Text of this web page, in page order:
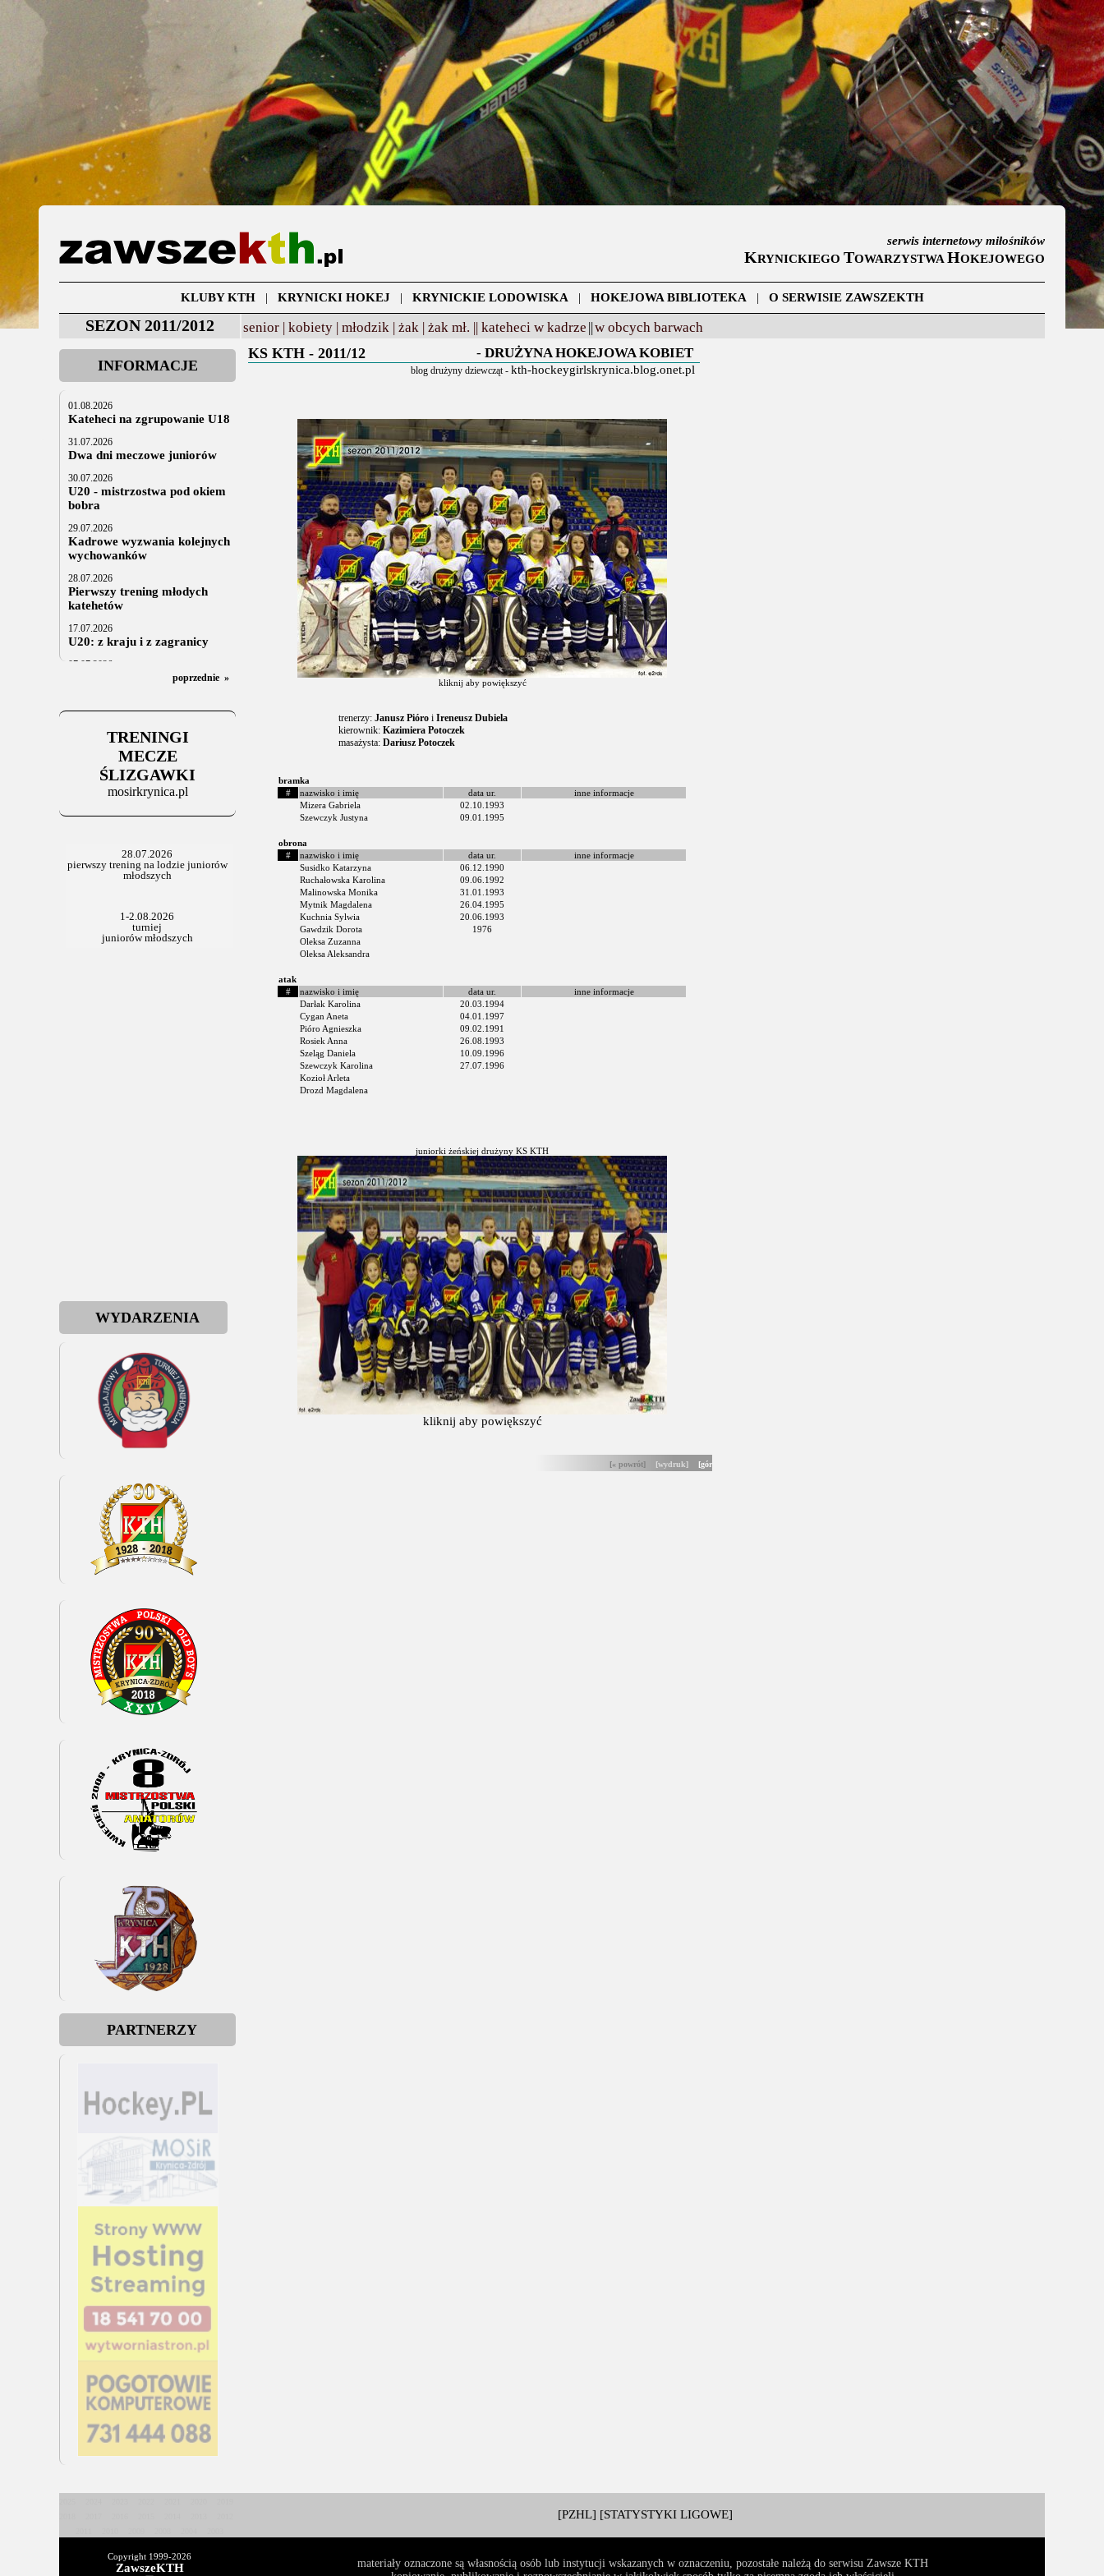
serwis internetowy miłośników
KRYNICKIEGO TOWARZYSTWA HOKEJOWEGO
KLUBY KTH| KRYNICKI HOKEJ | KRYNICKIE LODOWISKA | HOKEJOWA BIBLIOTEKA | O SERWISIE ZAWSZEKTH
SEZON 2011/2012 senior | kobiety | młodzik | żak | żak mł. || kateheci w kadrze ||w obcych barwach
INFORMACJE
01.08.2026
Kateheci na zgrupowanie U18
31.07.2026
Dwa dni meczowe juniorów
30.07.2026
U20 - mistrzostwa pod okiem
bobra
29.07.2026
Kadrowe wyzwania kolejnych
wychowanków
28.07.2026
Pierwszy trening młodych
katehetów
17.07.2026
U20: z kraju i z zagranicy
07.07.2026
Za trzy tygodnie na lód
Stowarzyszenie po Walnym
poprzednie »
TRENINGI
MECZE
ŚLIZGAWKI
mosirkrynica.pl
WYDARZENIA
PARTNERZY
KS KTH - 2011/12 - DRUŻYNA HOKEJOWA KOBIET
blog drużyny dziewcząt - kth-hockeygirlskrynica.blog.onet.pl
kliknij aby powiększyć
trenerzy: Janusz Pióro i Ireneusz Dubiela
kierownik: Kazimiera Potoczek
masażysta: Dariusz Potoczek
bramka
#
nazwisko i imię data ur.
inne informacje
Mizera Gabriela
02.10.1993
Szewczyk Justyna
09.01.1995
obrona
#
nazwisko i imię data ur.
inne informacje
Susidko Katarzyna
06.12.1990
Ruchałowska Karolina
09.06.1992
Malinowska Monika
31.01.1993
Mytnik Magdalena
26.04.1995
Kuchnia Sylwia
20.06.1993
Gawdzik Dorota
1976
Oleksa Zuzanna
Oleksa Aleksandra
atak
#
nazwisko i imię data ur.
inne informacje
Darłak Karolina
20.03.1994
Cygan Aneta
04.01.1997
Pióro Agnieszka
09.02.1991
Rosiek Anna
26.08.1993
Szeląg Daniela
10.09.1996
Szewczyk Karolina
27.07.1996
Kozioł Arleta
Drozd Magdalena
juniorki żeńskiej drużyny KS KTH
kliknij aby powiększyć
[« powrót] [wydruk] [góra]
[PZHL] [STATYSTYKI LIGOWE]
Copyright 1999-2026
ZawszeKTH
materiały oznaczone są własnością osób lub instytucji wskazanych w oznaczeniu, pozostałe należą do serwisu Zawsze KTH